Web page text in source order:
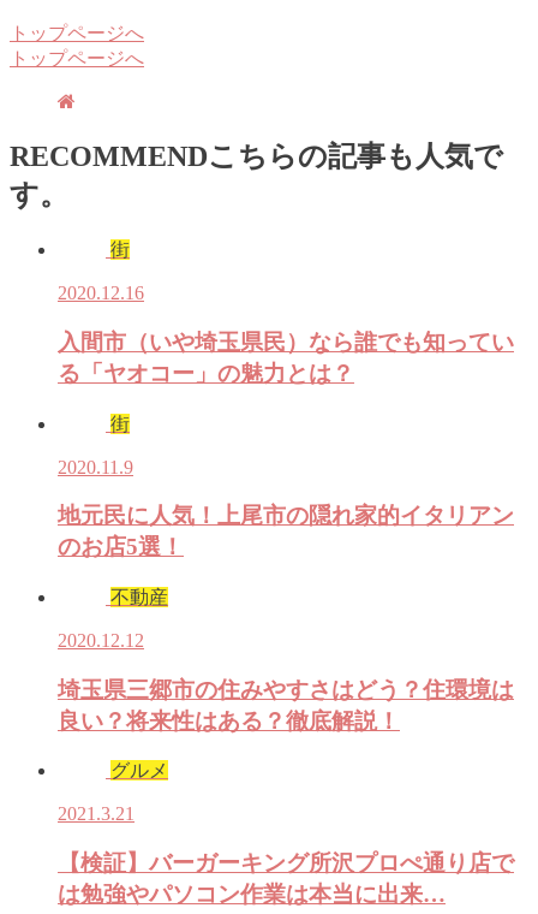
トップページへ
トップページへ
RECOMMENDこちらの記事も人気で
す。
街
2020.12.16
入間市（いや埼玉県民）なら誰でも知ってい
る「ヤオコー」の魅力とは？
街
2020.11.9
地元民に人気！上尾市の隠れ家的イタリアン
のお店5選！
不動産
2020.12.12
埼玉県三郷市の住みやすさはどう？住環境は
良い？将来性はある？徹底解説！
グルメ
2021.3.21
【検証】バーガーキング所沢プロぺ通り店で
は勉強やパソコン作業は本当に出来…